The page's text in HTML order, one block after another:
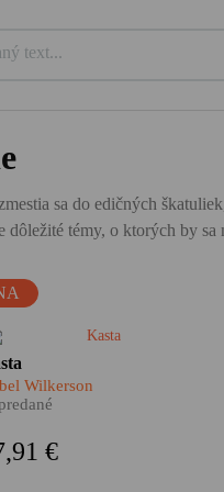
sa do edičných
témy, o ktorých by
je nálepka, ktorá hovorí,
máme s človekom
Wilkerson
€